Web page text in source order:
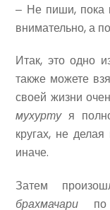
‒ Не пиши, пока
внимательно, а
Итак, это одно
также можете
своей жизни
мухуртуя
кругах, не
иначе.
Затем
брахмачари по